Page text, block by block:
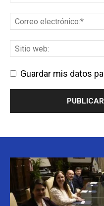
Guardar mis datos